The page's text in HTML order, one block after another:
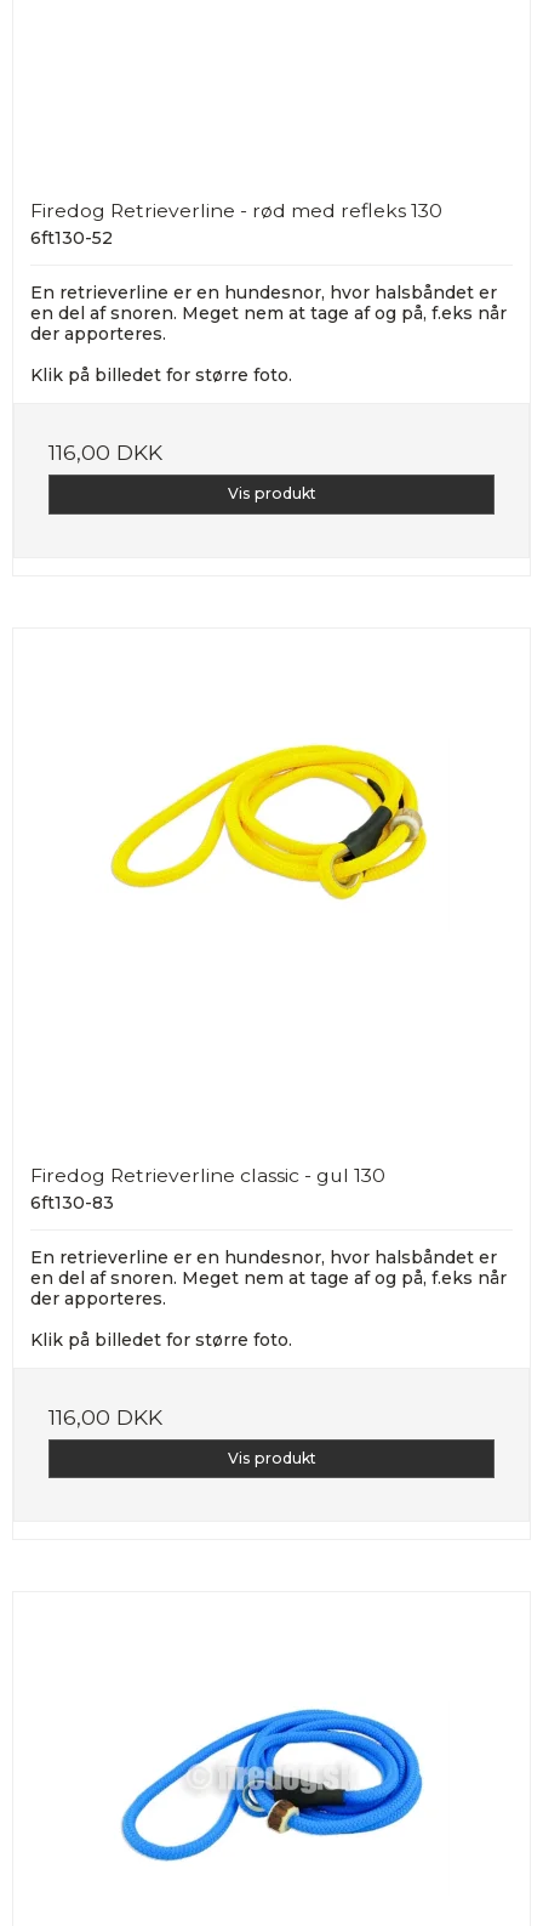
Firedog Retrieverline - rød med refleks 130
6ft130-52
En retrieverline er en hundesnor, hvor halsbåndet er
en del af snoren. Meget nem at tage af og på, f.eks når
der apporteres.
Klik på billedet for større foto.
116,00 DKK
Vis produkt
Firedog Retrieverline classic - gul 130
6ft130-83
En retrieverline er en hundesnor, hvor halsbåndet er
en del af snoren. Meget nem at tage af og på, f.eks når
der apporteres.
Klik på billedet for større foto.
116,00 DKK
Vis produkt